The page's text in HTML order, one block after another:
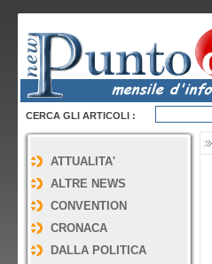
CERCA GLI ARTICOLI :
ATTUALITA'
ALTRE NEWS
CONVENTION
CRONACA
DALLA POLITICA